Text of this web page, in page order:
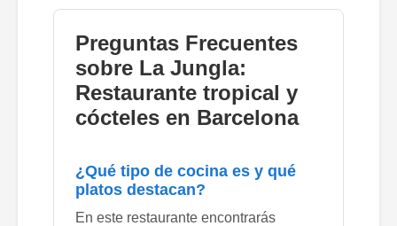
Preguntas Frecuentes
sobre La Jungla:
Restaurante tropical y
cócteles en Barcelona
¿Qué tipo de cocina es y qué
platos destacan?
En este restaurante encontrarás